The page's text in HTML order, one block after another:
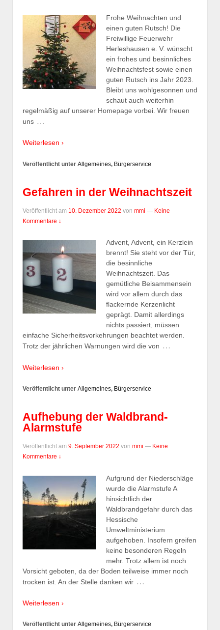
Frohe Weihnachten und
einen guten Rutsch! Die
Freiwillige Feuerwehr
Herleshausen e. V. wünscht
ein frohes und besinnliches
Weihnachtsfest sowie einen
guten Rutsch ins Jahr 2023.
Bleibt uns wohlgesonnen und
schaut auch weiterhin
regelmäßig auf unserer Homepage vorbei. Wir freuen
uns …
Weiterlesen ›
Veröffentlicht unter Allgemeines, Bürgerservice
Gefahren in der Weihnachtszeit
Veröffentlicht am 10. Dezember 2022 von mmi — Keine
Kommentare ↓
Advent, Advent, ein Kerzlein
brennt! Sie steht vor der Tür,
die besinnliche
Weihnachtszeit. Das
gemütliche Beisammensein
wird vor allem durch das
flackernde Kerzenlicht
geprägt. Damit allerdings
nichts passiert, müssen
einfache Sicherheitsvorkehrungen beachtet werden.
Trotz der jährlichen Warnungen wird die von …
Weiterlesen ›
Veröffentlicht unter Allgemeines, Bürgerservice
Aufhebung der Waldbrand-
Alarmstufe
Veröffentlicht am 9. September 2022 von mmi — Keine
Kommentare ↓
Aufgrund der Niederschläge
wurde die Alarmstufe A
hinsichtlich der
Waldbrandgefahr durch das
Hessische
Umweltministerium
aufgehoben. Insofern greifen
keine besonderen Regeln
mehr. Trotz allem ist noch
Vorsicht geboten, da der Boden teilweise immer noch
trocken ist. An der Stelle danken wir …
Weiterlesen ›
Veröffentlicht unter Allgemeines, Bürgerservice